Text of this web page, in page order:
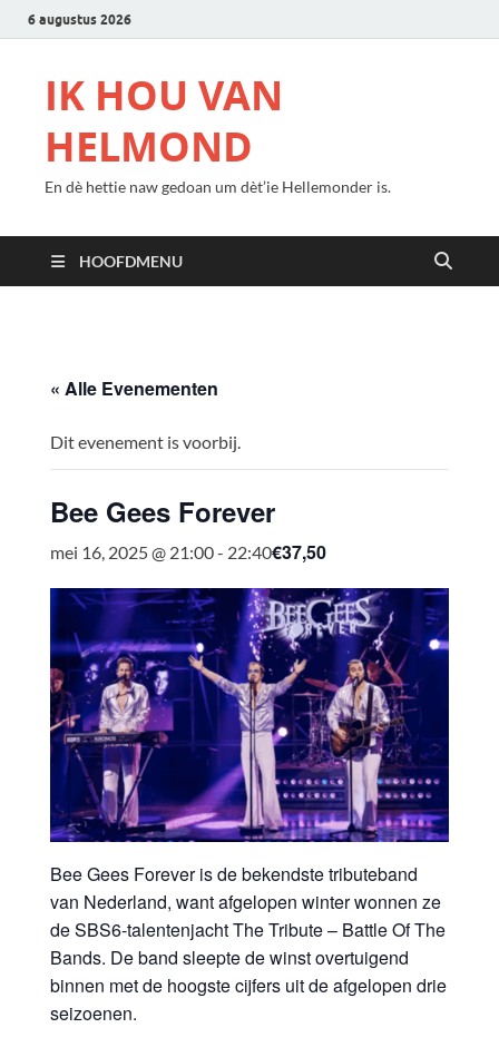
6 augustus 2026
IK HOU VAN
HELMOND
En dè hettie naw gedoan um dèt’ie Hellemonder is.
HOOFDMENU
« Alle Evenementen
Dit evenement is voorbij.
Bee Gees Forever
mei 16, 2025 @ 21:00- 22:40€37,50
Bee Gees Forever is de bekendste tributeband
van Nederland, want afgelopen winter wonnen ze
de SBS6-talentenjacht The Tribute – Battle Of The
Bands. De band sleepte de winst overtuigend
binnen met de hoogste cijfers uit de afgelopen drie
seizoenen.